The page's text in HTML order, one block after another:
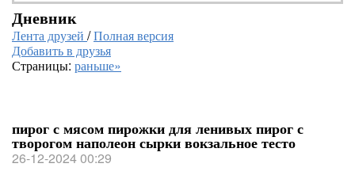
Дневник
Лента друзей /Полная версия
Добавить в друзья
Страницы: раньше»
пирог с мясом пирожки для ленивых пирог с
творогом наполеон сырки вокзальное тесто
26-12-2024 00:29